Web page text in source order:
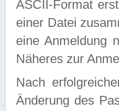
ASCII-Format
einer Datei
eine Anmeldung
Näheres zur
Nach
Änderung des